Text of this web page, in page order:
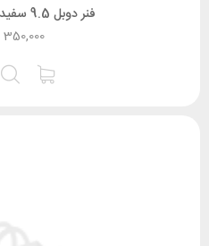
فنر دوبل 9.5 سفید 34 لوپ (A4)
350,000